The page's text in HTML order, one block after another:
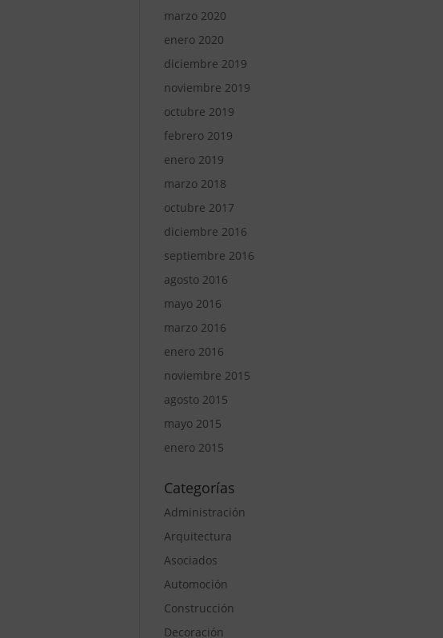
marzo 2020
enero 2020
diciembre 2019
noviembre 2019
octubre 2019
febrero 2019
enero 2019
marzo 2018
octubre 2017
diciembre 2016
septiembre 2016
agosto 2016
mayo 2016
marzo 2016
enero 2016
noviembre 2015
agosto 2015
mayo 2015
enero 2015
Categorías
Administración
Arquitectura
Asociados
Automoción
Construcción
Decoración